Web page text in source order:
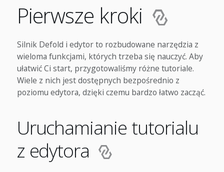
Pierwsze kroki
Silnik Defold i edytor to rozbudowane narzędzia z
wieloma funkcjami, których trzeba się nauczyć. Aby
ułatwić Ci start, przygotowaliśmy różne tutoriale.
Wiele z nich jest dostępnych bezpośrednio z
poziomu edytora, dzięki czemu bardzo łatwo zacząć.
Uruchamianie tutorialu
z edytora